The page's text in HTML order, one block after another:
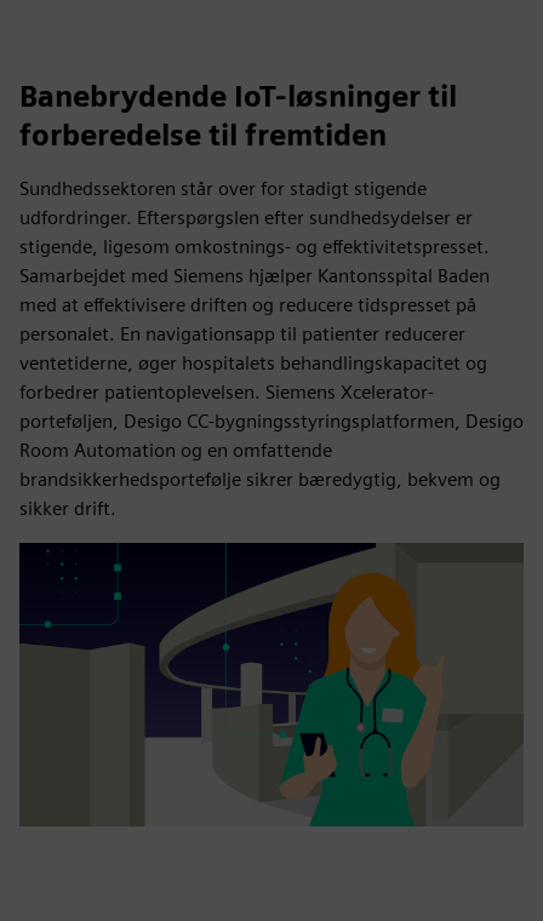
Banebrydende IoT-løsninger til
forberedelse til fremtiden
Sundhedssektoren står over for stadigt stigende
udfordringer. Efterspørgslen efter sundhedsydelser er
stigende, ligesom omkostnings- og effektivitetspresset.
Samarbejdet med Siemens hjælper Kantonsspital Baden
med at effektivisere driften og reducere tidspresset på
personalet. En navigationsapp til patienter reducerer
ventetiderne, øger hospitalets behandlingskapacitet og
forbedrer patientoplevelsen. Siemens Xcelerator-
porteføljen, Desigo CC-bygningsstyringsplatformen, Desigo
Room Automation og en omfattende
brandsikkerhedsportefølje sikrer bæredygtig, bekvem og
sikker drift.